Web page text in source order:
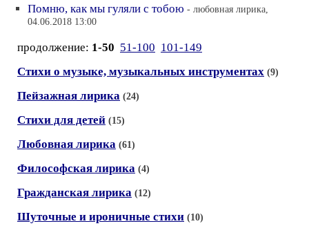
Помню, как мы гуляли с тобою - любовная лирика,
04.06.2018 13:00
продолжение: 1-50 51-100 101-149
Стихи о музыке, музыкальных инструментах (9)
Пейзажная лирика (24)
Стихи для детей (15)
Любовная лирика (61)
Философская лирика (4)
Гражданская лирика (12)
Шуточные и ироничные стихи (10)